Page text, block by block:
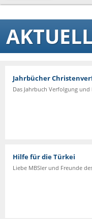
Jahrbücher
Das Jahrbuch Verfolgung
Hilfe für die Türkei
Liebe MBSler und Freunde